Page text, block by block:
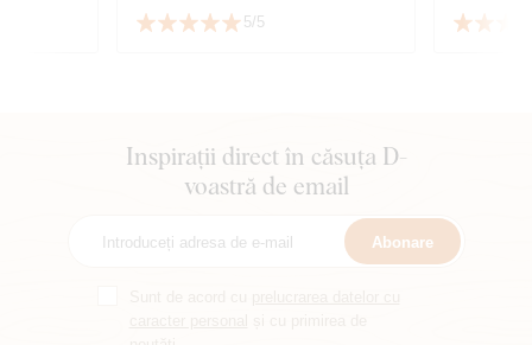
5/5
Inspirații direct în căsuța D-
voastră de email
Abonare